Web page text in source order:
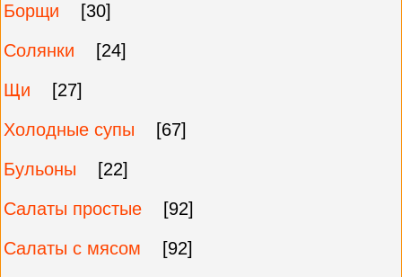
Борщи
[30]
Солянки
[24]
Щи
[27]
Холодные супы
[67]
Бульоны
[22]
Салаты простые
[92]
Салаты с мясом
[92]